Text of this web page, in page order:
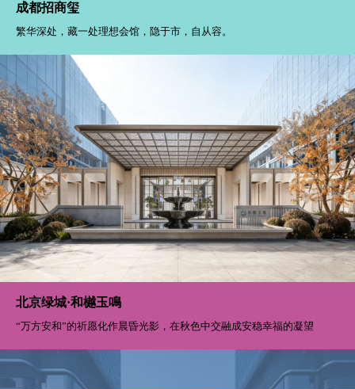
成都招商玺
繁华深处，藏一处理想会馆，隐于市，自从容。
北京绿城·和樾玉鳴
“万方安和”的祈愿化作晨昏光影，在秋色中交融成安稳幸福的凝望